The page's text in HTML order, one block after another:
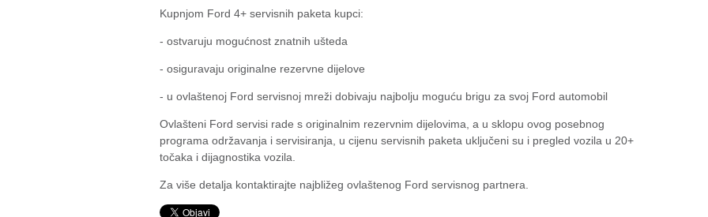
Kupnjom Ford 4+ servisnih paketa kupci:
- ostvaruju mogućnost znatnih ušteda
- osiguravaju originalne rezervne dijelove
- u ovlaštenoj Ford servisnoj mreži dobivaju najbolju moguću brigu za svoj Ford automobil
Ovlašteni Ford servisi rade s originalnim rezervnim dijelovima, a u sklopu ovog posebnog
programa održavanja i servisiranja, u cijenu servisnih paketa uključeni su i pregled vozila u 20+
točaka i dijagnostika vozila.
Za više detalja kontaktirajte najbližeg ovlaštenog Ford servisnog partnera.